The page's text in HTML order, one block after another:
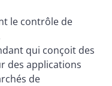
le contrôle de
qui conçoit des
des applications
de